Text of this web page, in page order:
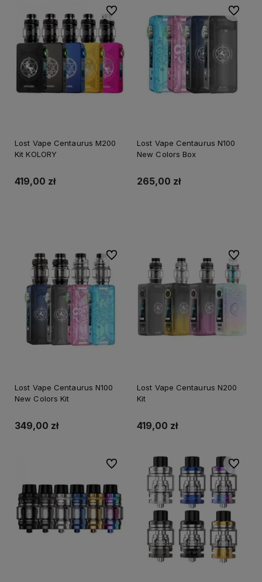
Lost Vape Centaurus M200
Kit KOLORY
419,00 zł
Do ulubionych
Lost Vape Centaurus N100
New Colors Box
265,00 zł
Do
Lost Vape Centaurus N100
New Colors Kit
349,00 zł
Do ulubionych
Lost Vape Centaurus N200
Kit
419,00 zł
Do
Do ulubionych Do